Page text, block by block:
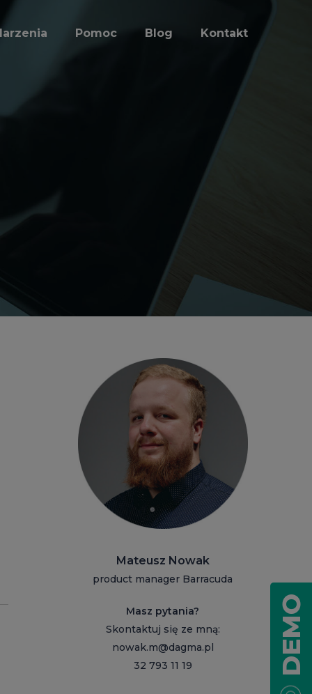
Pomoc Blog Kontakt
Mateusz Nowak
product manager Barracuda
Masz pytania?
Skontaktuj się ze mną:
nowak.m@dagma.pl
32 793 11 19
DEMO